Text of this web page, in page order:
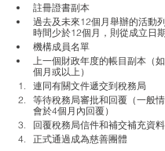
註冊證書副本
過去及未來12個月舉辦的活動
時間少於12個月，則從成立日期
機構成員名單
上一個財政年度的帳目副本（
個月或以上）
連同有關文件遞交到稅務局
等待稅務局審批和回覆（一般
會於4個月內回覆）
回覆稅務局信件和補交補充資料
正式通過成為慈善團體